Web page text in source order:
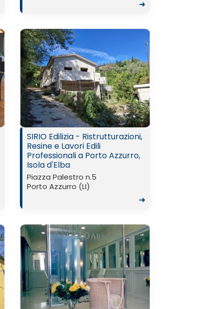
➜
SIRIO Edilizia - Ristrutturazioni,
Resine e Lavori Edili
Professionali a Porto Azzurro,
Isola d'Elba
Piazza Palestro n.5
Porto Azzurro (LI)
➜